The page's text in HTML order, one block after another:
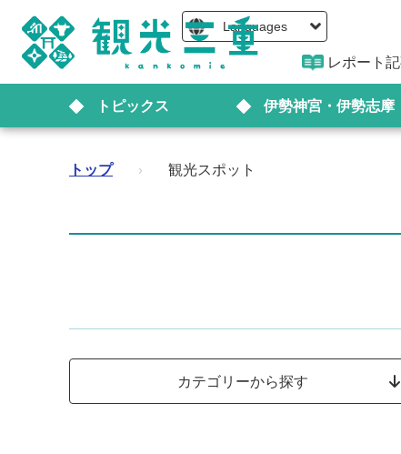
Languages
レポート
トピックス 伊勢神宮・伊勢志摩
トップ › 観光スポット
カテゴリーから探す